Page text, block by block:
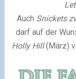
Auch Snickets
darf auf der
Holly Hill(März)